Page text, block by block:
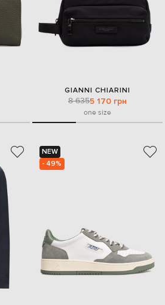
GIANNI CHIARINI
8 6355 170 грн
one size
NEW
- 49%